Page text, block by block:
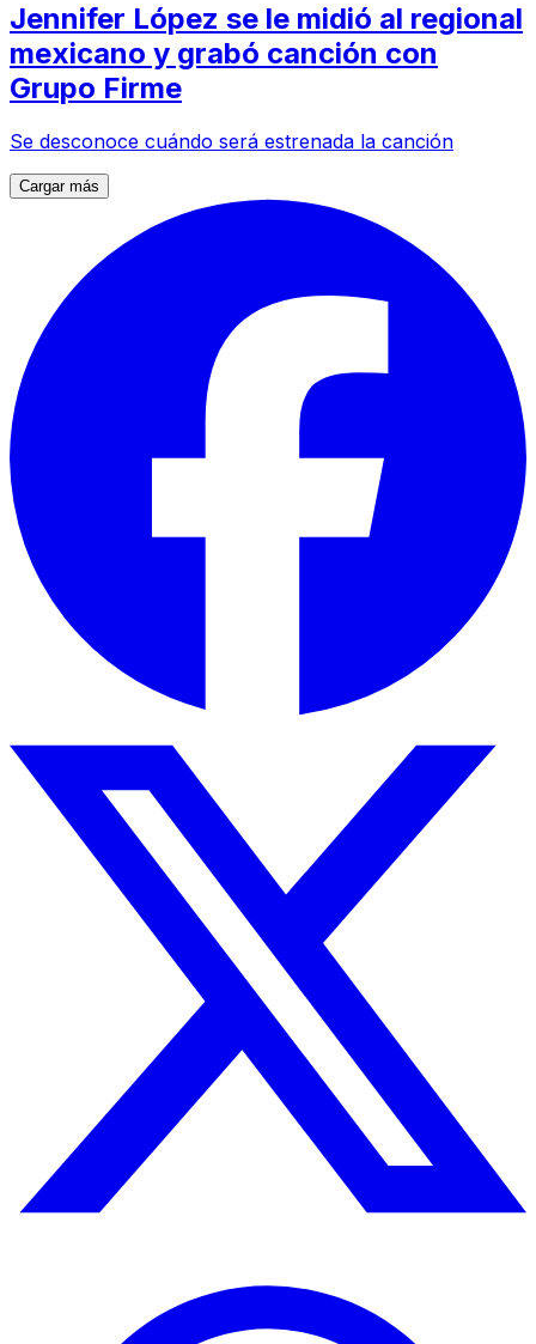
Jennifer López se le midió al regional
mexicano y grabó canción con
Grupo Firme
Se desconoce cuándo será estrenada la canción
Cargar más